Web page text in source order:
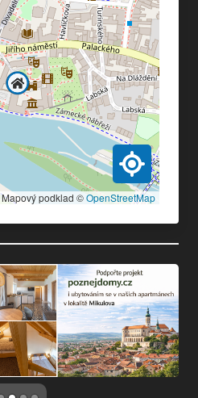
Mapový podklad ©OpenStreetMap